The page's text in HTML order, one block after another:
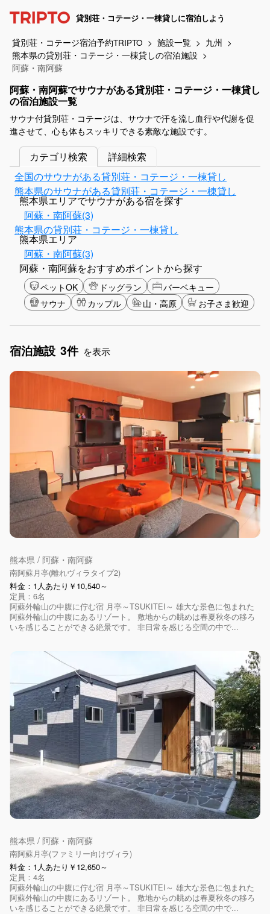
貸別荘・コテージ・一棟貸しに宿泊しよう
貸別荘・コテージ宿泊予約TRIPTO 施設一覧
九州
熊本県の貸別荘・コテージ・一棟貸しの宿泊施設
阿蘇・南阿蘇
阿蘇・南阿蘇でサウナがある貸別荘・コテージ・一棟貸し
の宿泊施設一覧
サウナ付貸別荘・コテージは、サウナで汗を流し血行や代謝を促
進させて、心も体もスッキリできる素敵な施設です。
カテゴリ検索
詳細検索
全国のサウナがある貸別荘・コテージ・一棟貸し
熊本県のサウナがある貸別荘・コテージ・一棟貸し
熊本県エリアでサウナがある宿を探す
阿蘇・南阿蘇(3)
熊本県の貸別荘・コテージ・一棟貸し
熊本県エリア
阿蘇・南阿蘇(3)
阿蘇・南阿蘇をおすすめポイントから探す
ペットOK ドッグラン
バーベキュー
サウナ
カップル 山・高原 お子さま歓迎
宿泊施設 3件 を表示
熊本県 / 阿蘇・南阿蘇
南阿蘇月亭(離れヴィラタイプ2)
料金：1人あたり￥10,540～
定員：6名
阿蘇外輪山の中腹に佇む宿 月亭～TSUKITEI～ 雄大な景色に包まれた
阿蘇外輪山の中腹にあるリゾート。 敷地からの眺めは春夏秋冬の移ろ
いを感じることができる絶景です。 非日常を感じる空間の中で...
熊本県 / 阿蘇・南阿蘇
南阿蘇月亭(ファミリー向けヴィラ)
料金：1人あたり￥12,650～
定員：4名
阿蘇外輪山の中腹に佇む宿 月亭～TSUKITEI～ 雄大な景色に包まれた
阿蘇外輪山の中腹にあるリゾート。 敷地からの眺めは春夏秋冬の移ろ
いを感じることができる絶景です。 非日常を感じる空間の中で...